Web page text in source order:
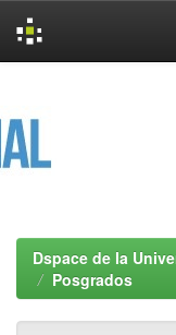
Dspace de la
Posgrados